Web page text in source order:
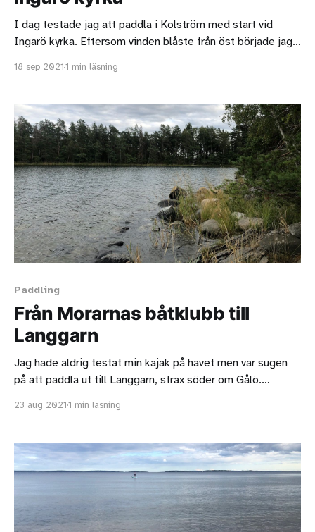
I dag testade jag att paddla i Kolström med start vid
Ingarö kyrka. Eftersom vinden blåste från öst började jag
och sedan vände jag. Det var en helt okej tur men bryggan
18 sep 20211 min läsning
Paddling
Från Morarnas båtklubb till
Langgarn
Jag hade aldrig testat min kajak på havet men var sugen
på att paddla ut till Langgarn, strax söder om Gålö.
åkte dit. Parkeringen kostade pengar fram till klockan 18.
23 aug 20211 min läsning